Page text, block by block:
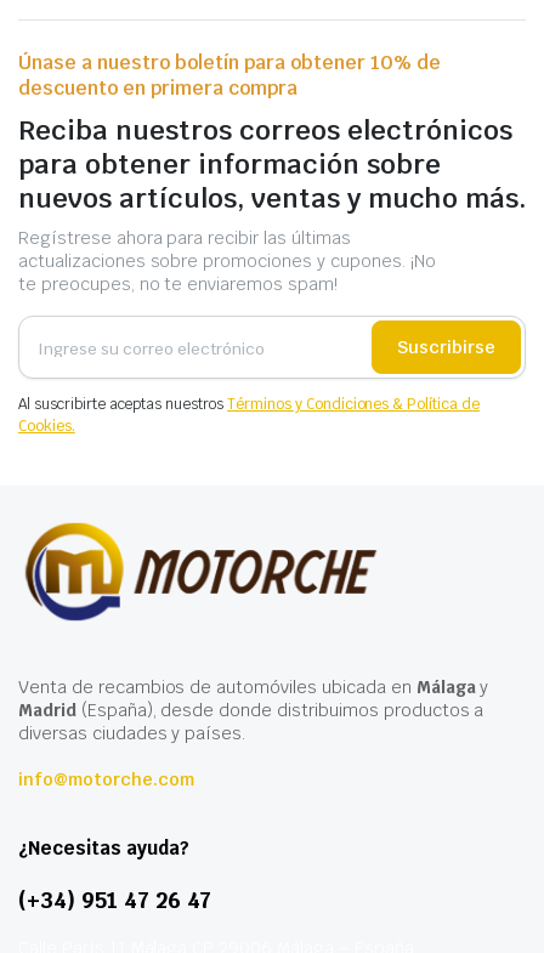
Únase a nuestro boletín para obtener 10% de
descuento en primera compra
Reciba nuestros correos electrónicos
para obtener información sobre
nuevos artículos, ventas y mucho más.
Regístrese ahora para recibir las últimas
actualizaciones sobre promociones y cupones. ¡No
te preocupes, no te enviaremos spam!
Suscribirse
Al suscribirte aceptas nuestrosTérminos y Condiciones & Política de
Cookies.
Venta de recambios de automóviles ubicada en Málagay
Madrid(España), desde donde distribuimos productos a
diversas ciudades y países.
info@motorche.com
¿Necesitas ayuda?
(+34) 951 47 26 47